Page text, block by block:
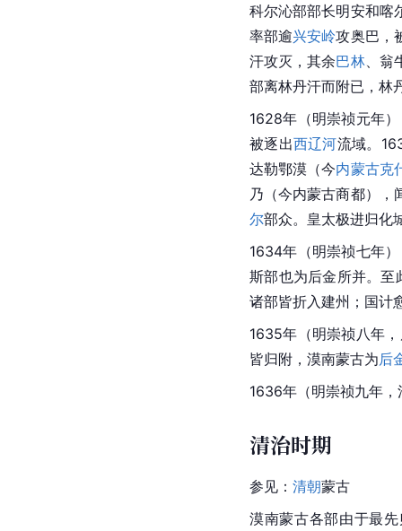
科尔沁部部长明安和喀
率部逾兴安岭攻奥巴，
汗攻灭，其余巴林、翁
部离林丹汗而附已，林
1628年（明崇祯元年
被逐出西辽河流域。
达勒鄂漠（今内蒙古克
乃（今内蒙古商都），
尔部众。皇太极进归化
1634年（明崇祯七年
斯部也为后金所并。至
诸部皆折入建州 ；国计
1635年（明崇祯八年
皆归附，漠南蒙古为后
1636年（明崇祯九年，
清治时期
参见： 清朝蒙古
漠南蒙古各部由于最